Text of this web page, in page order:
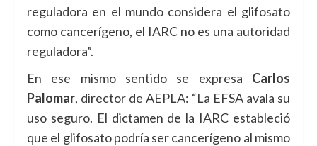
reguladora en el mundo considera el glifosato
como cancerígeno, el IARC no es una autoridad
reguladora”.
En ese mismo sentido se expresa Carlos
Palomar, director de AEPLA: “La EFSA avala su
uso seguro. El dictamen de la IARC estableció
que el glifosato podría ser cancerígeno al mismo